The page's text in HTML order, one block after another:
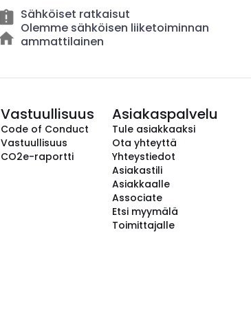
Sähköiset ratkaisut
Olemme sähköisen liiketoiminnan
ammattilainen
Vastuullisuus
Code of Conduct
Vastuullisuus
CO2e-raportti
Asiakaspalvelu
Tule asiakkaaksi
Ota yhteyttä
Yhteystiedot
Asiakastili
Asiakkaalle
Associate
Etsi myymälä
Toimittajalle